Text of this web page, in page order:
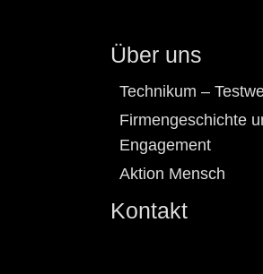
Über uns
Technikum –
Firmengeschichte
Engagement
Aktion Mensch
Kontakt